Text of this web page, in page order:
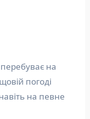
на
погоді
на певне